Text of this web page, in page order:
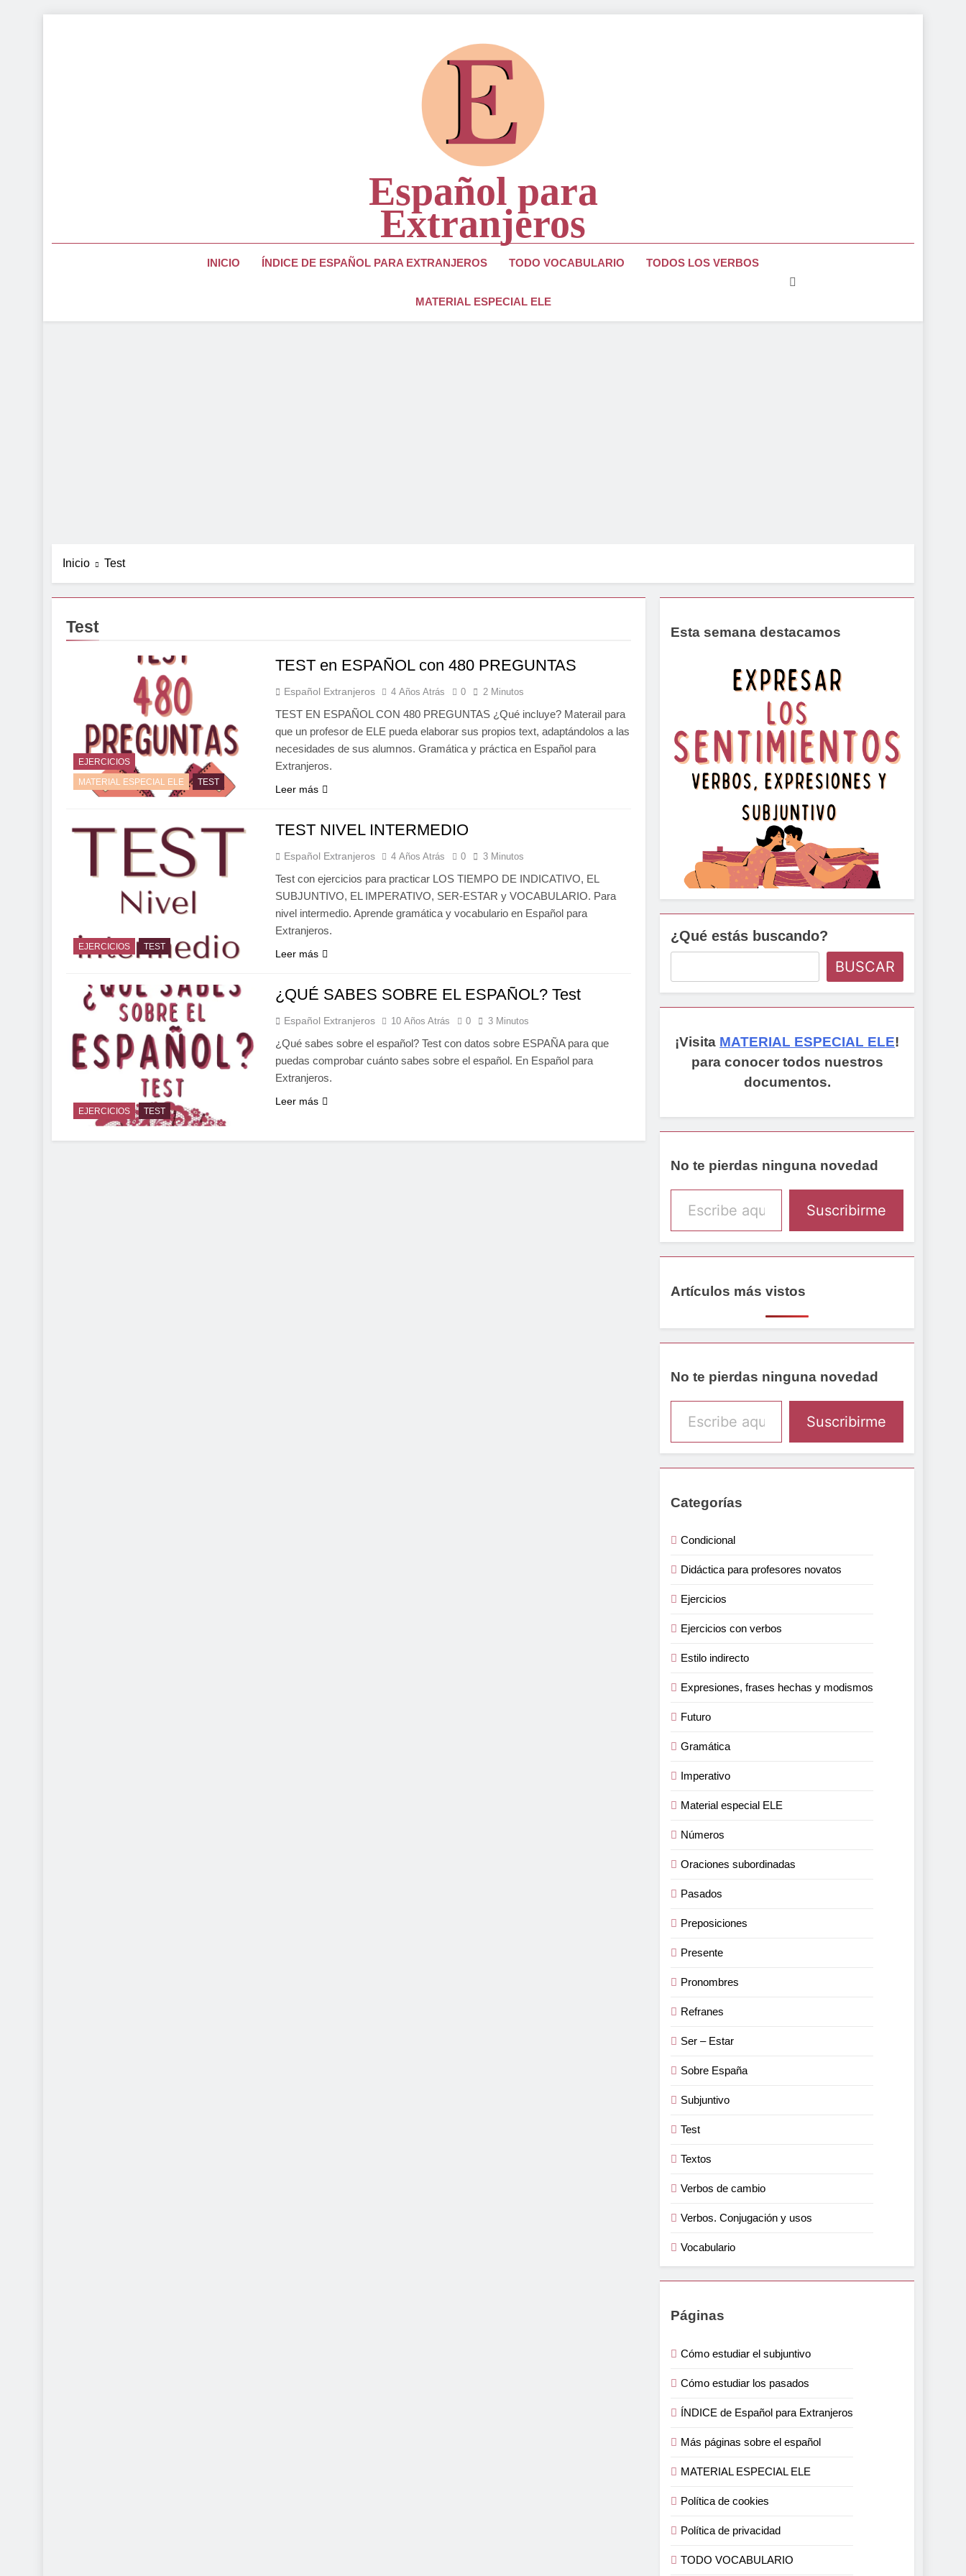
Español para
Extranjeros
Página Para Estudiantes Y Profesores De Lengua Española
INICIO ÍNDICE DE ESPAÑOL PARA EXTRANJEROS TODO VOCABULARIO TODOS LOS VERBOS
MATERIAL ESPECIAL ELE
Inicio Test
Test
EJERCICIOS
MATERIAL ESPECIAL ELE
TEST
TEST en ESPAÑOL con 480 PREGUNTAS
Español Extranjeros 4 Años Atrás 0 2 Minutos
TEST EN ESPAÑOL CON 480 PREGUNTAS ¿Qué incluye? Materail para
que un profesor de ELE pueda elaborar sus propios text, adaptándolos a las
necesidades de sus alumnos. Gramática y práctica en Español para
Extranjeros.
Leer más
EJERCICIOS TEST
TEST NIVEL INTERMEDIO
Español Extranjeros 4 Años Atrás 0 3 Minutos
Test con ejercicios para practicar LOS TIEMPO DE INDICATIVO, EL
SUBJUNTIVO, EL IMPERATIVO, SER-ESTAR y VOCABULARIO. Para
nivel intermedio. Aprende gramática y vocabulario en Español para
Extranjeros.
Leer más
EJERCICIOS TEST
¿QUÉ SABES SOBRE EL ESPAÑOL? Test
Español Extranjeros 10 Años Atrás 0 3 Minutos
¿Qué sabes sobre el español? Test con datos sobre ESPAÑA para que
puedas comprobar cuánto sabes sobre el español. En Español para
Extranjeros.
Leer más
Esta semana destacamos
¿Qué estás buscando?
BUSCAR
¡Visita MATERIAL ESPECIAL ELE!
para conocer todos nuestros
documentos.
No te pierdas ninguna novedad
Escribe aquí tu email
Suscribirme
Artículos más vistos
No te pierdas ninguna novedad
Escribe aquí tu email
Suscribirme
Categorías
Condicional
Didáctica para profesores novatos
Ejercicios
Ejercicios con verbos
Estilo indirecto
Expresiones, frases hechas y modismos
Futuro
Gramática
Imperativo
Material especial ELE
Números
Oraciones subordinadas
Pasados
Preposiciones
Presente
Pronombres
Refranes
Ser – Estar
Sobre España
Subjuntivo
Test
Textos
Verbos de cambio
Verbos. Conjugación y usos
Vocabulario
Páginas
Cómo estudiar el subjuntivo
Cómo estudiar los pasados
ÍNDICE de Español para Extranjeros
Más páginas sobre el español
MATERIAL ESPECIAL ELE
Política de cookies
Política de privacidad
TODO VOCABULARIO